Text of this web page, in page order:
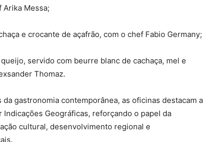
Arika Messa;
e crocante de açafrão, com o chef Fabio Germany;
servido com beurre blanc de cachaça, mel e
Thomaz.
gastronomia contemporânea, as oficinas destacam a
Geográficas, reforçando o papel da
cultural, desenvolvimento regional e